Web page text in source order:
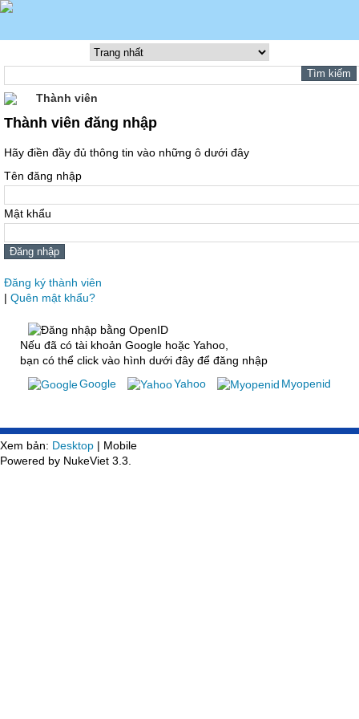
Thành viên
Thành viên đăng nhập
Hãy điền đầy đủ thông tin vào những ô dưới đây
Tên đăng nhập
Mật khẩu
Đăng ký thành viên
| Quên mật khẩu?
Nếu đã có tài khoản Google hoặc Yahoo,
bạn có thể click vào hình dưới đây để đăng nhập
Google
Yahoo Myopenid
Xem bản: Desktop | Mobile
Powered by NukeViet 3.3.